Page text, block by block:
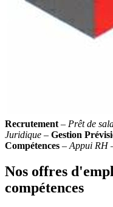
Recrutement – Prêt de
Juridique – Gestion
Compétences – Appui RH
Nos offres
compétences